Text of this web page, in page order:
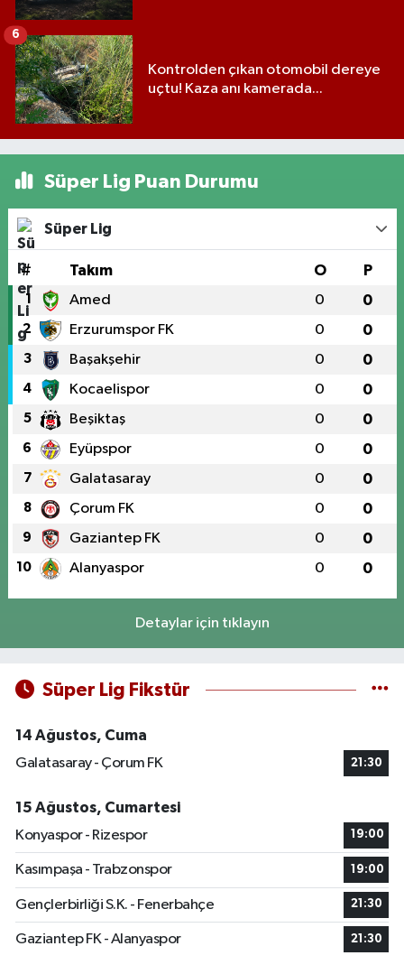
Kontrolden çıkan otomobil dereye
uçtu! Kaza anı kamerada...
6
Süper Lig Puan Durumu
Süper Lig
# Takım O P
1 Amed 0 0
2 Erzurumspor FK 0 0
3 Başakşehir 0 0
4 Kocaelispor 0 0
5 Beşiktaş 0 0
6 Eyüpspor 0 0
7 Galatasaray 0 0
8 Çorum FK 0 0
9 Gaziantep FK 0 0
10 Alanyaspor 0 0
Detaylar için tıklayın
Süper Lig Fikstür
14 Ağustos, Cuma
Galatasaray - Çorum FK
21:30
15 Ağustos, Cumartesi
Konyaspor - Rizespor
19:00
Kasımpaşa - Trabzonspor 19:00
Gençlerbirliği S.K. - Fenerbahçe 21:30
Gaziantep FK - Alanyaspor 21:30